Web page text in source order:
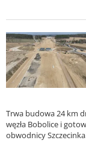
Trwa budowa 24 km
węzła Bobolice i
obwodnicy